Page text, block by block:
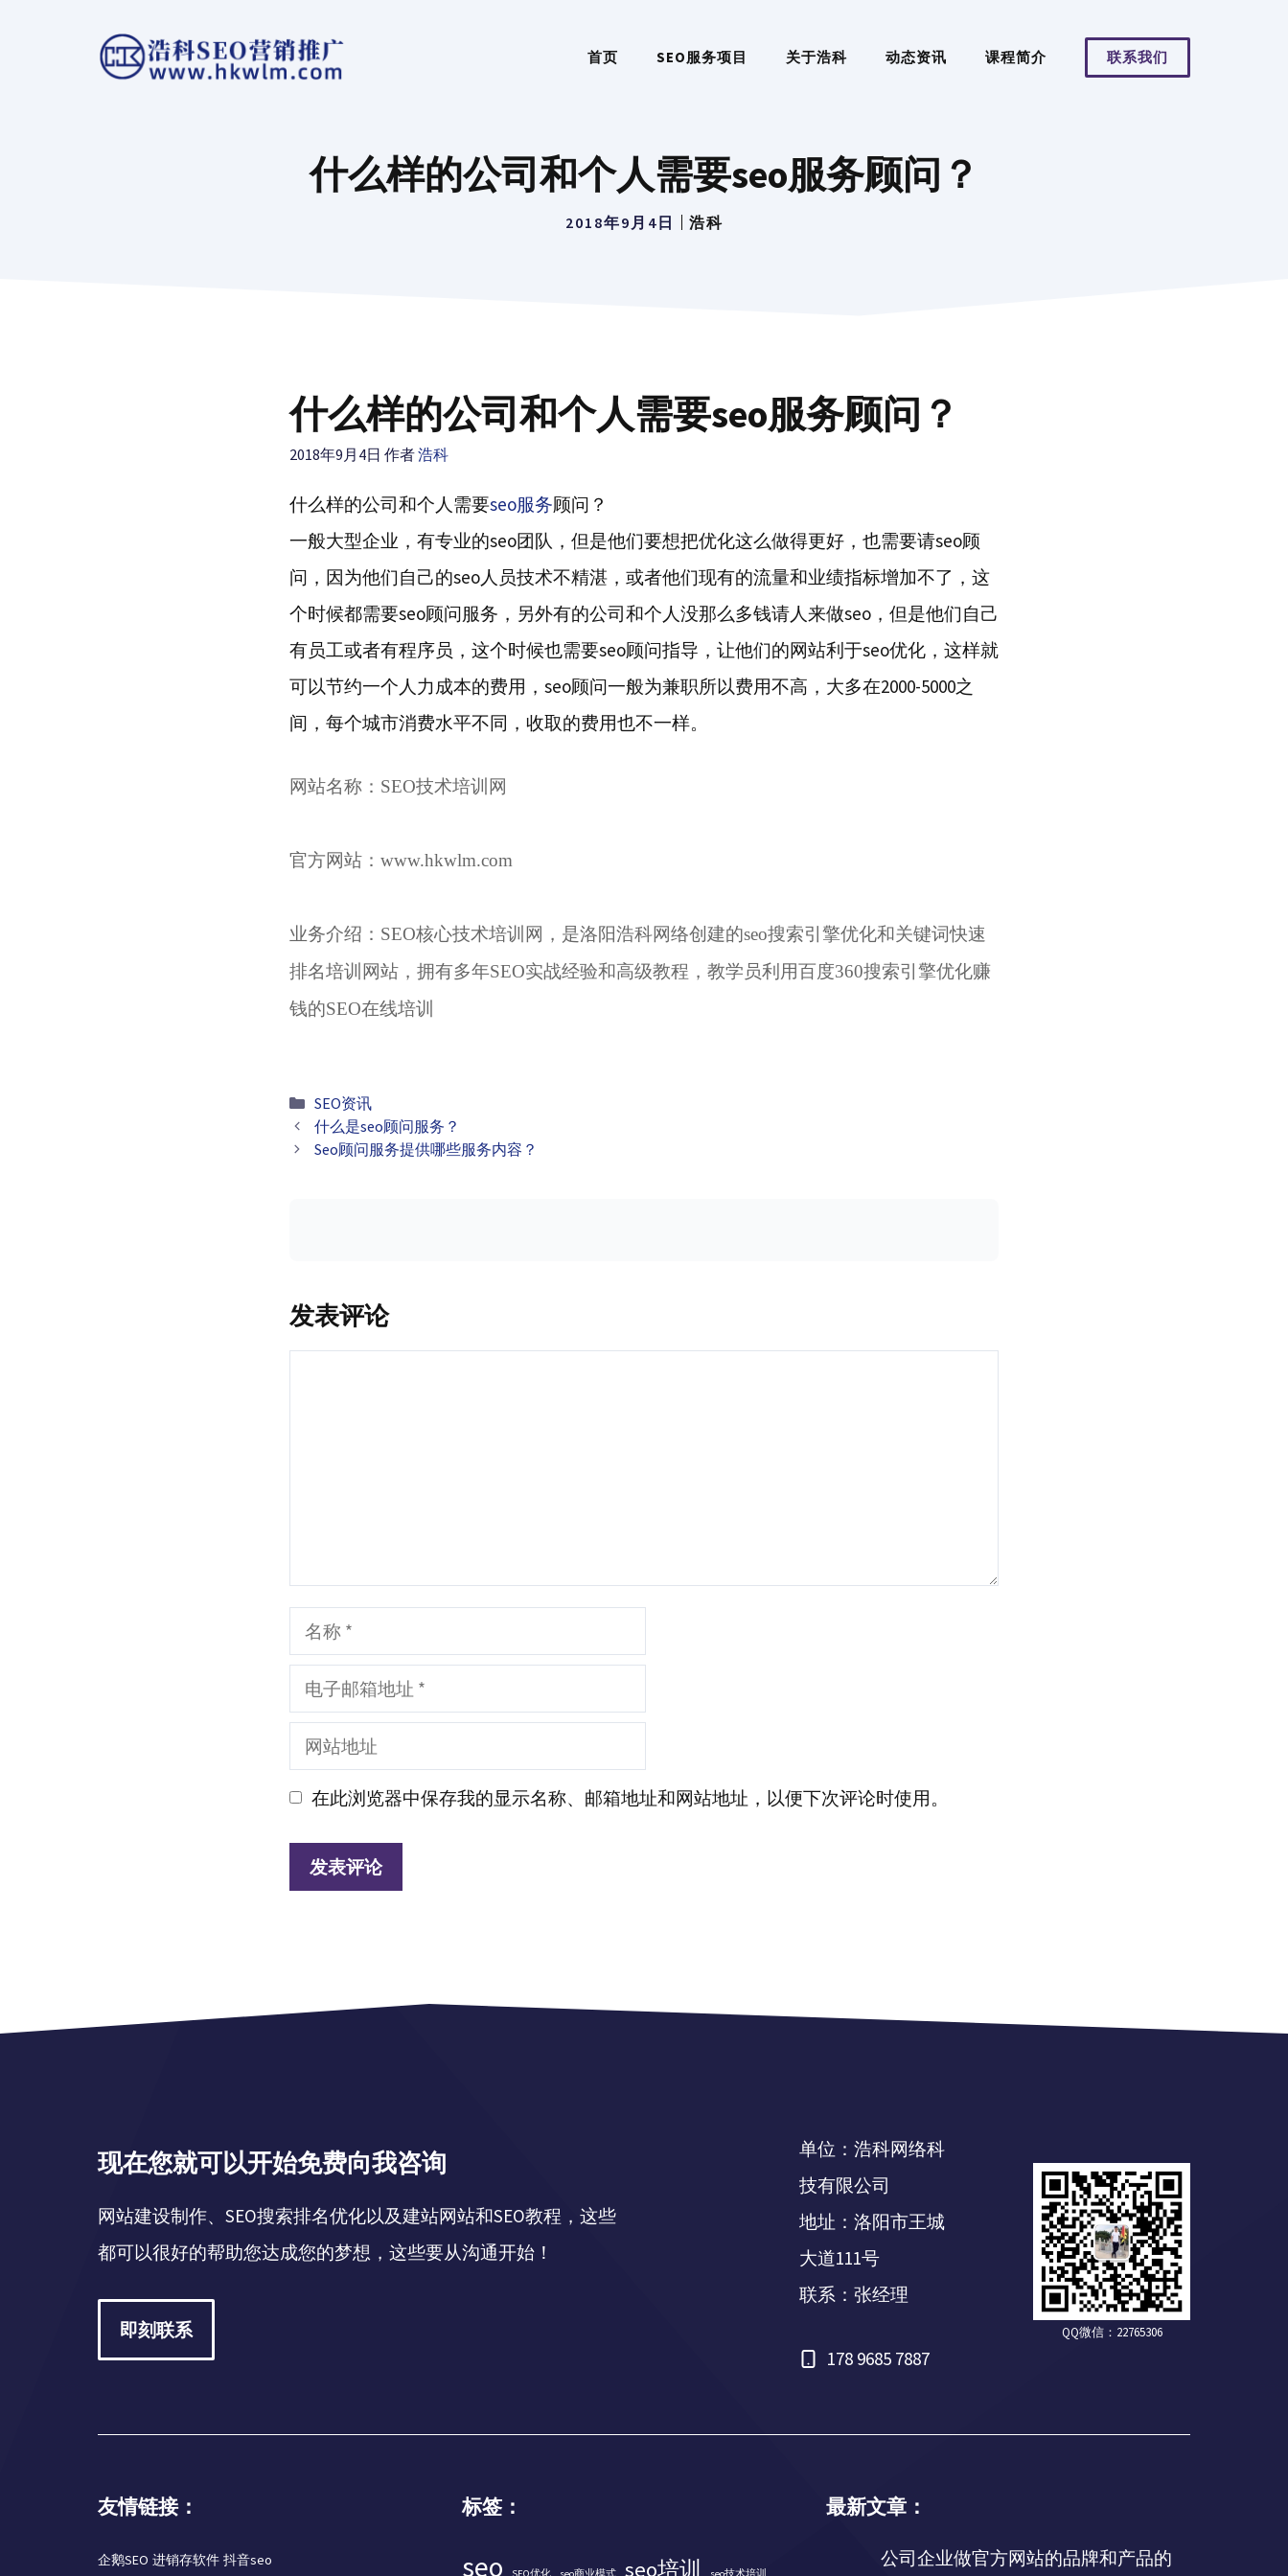
首页 SEO服务项目 关于浩科 动态资讯 课程简介 联系我们
什么样的公司和个人需要seo服务顾问？
2018年9月4日 浩科
什么样的公司和个人需要seo服务顾问？
2018年9月4日 作者浩科
什么样的公司和个人需要seo服务顾问？
一般大型企业，有专业的seo团队，但是他们要想把优化这么做得更好，也需要请seo顾
问，因为他们自己的seo人员技术不精湛，或者他们现有的流量和业绩指标增加不了，这
个时候都需要seo顾问服务，另外有的公司和个人没那么多钱请人来做seo，但是他们自己
有员工或者有程序员，这个时候也需要seo顾问指导，让他们的网站利于seo优化，这样就
可以节约一个人力成本的费用，seo顾问一般为兼职所以费用不高，大多在2000-5000之
间，每个城市消费水平不同，收取的费用也不一样。
网站名称： SEO技术培训网
官方网站： www.hkwlm.com
业务介绍：SEO核心技术培训网，是洛阳浩科网络创建的seo搜索引擎优化和关键词快速
排名培训网站，拥有多年SEO实战经验和高级教程，教学员利用百度360搜索引擎优化赚
钱的SEO在线培训
分
类
SEO资讯
文
章
什么是seo顾问服务？
Seo顾问服务提供哪些服务内容？
发表评论
称
电
子
邮
箱
网
站
址
在此浏览器中保存我的显示名称、邮箱地址和网站地址，以便下次评论时使用。
现在您就可以开始免费向我咨询
网站建设制作、SEO搜索排名优化以及建站网站和SEO教程，这些
都可以很好的帮助您达成您的梦想，这些要从沟通开始！
即刻联系
单位：浩科网络科
技有限公司
地址：洛阳市王城
大道111号
联系：张经理
178 9685 7887
QQ微信：22765306
友情链接：
企鹅SEO 进销存软件 抖音seo
标签：
seo seo培训
最新文章：
公司企业做官方网站的品牌和产品的